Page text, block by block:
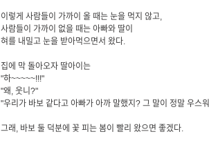
이렇게 사람들이 가까이 올 때는 눈을 먹지 않고,
사람들이 가까이 없을 때는 아빠와 딸이
혀를 내밀고 눈을 받아먹으면서 왔다.
집에 막 돌아오자 딸아이는
"하~~~~~!!!"
"왜, 웃니?"
"우리가 바보 같다고 아빠가 아까 말했지? 그 말이 정말 우스
그래, 바보 둘 덕분에 꽃 피는 봄이 빨리 왔으면 좋겠다.